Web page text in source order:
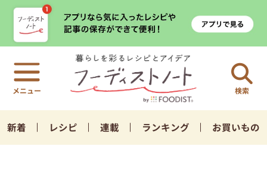
検索
新着 レシピ 連載 ランキング お買いもの